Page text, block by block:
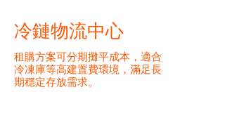
冷鏈物流中心
租購方案可分期攤平成本，適合
冷凍庫等高建置費環境，滿足長
期穩定存放需求。